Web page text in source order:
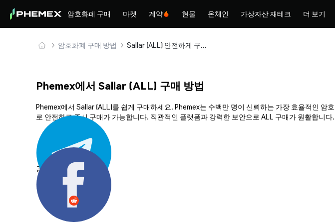
암호화폐 구매 마켓 계약 현물 온체인 가상자산 재테크 더 보기
암호화폐 구매 방법 Sallar (ALL) 안전하게 구매 및 보관
Phemex에서 Sallar (ALL) 구매 방법
Phemex에서 Sallar (ALL)를 쉽게 구매하세요. Phemex는 수백만 명이 신뢰하는 가장 효율적인
로 안전하고 즉시 구매가 가능합니다. 직관적인 플랫폼과 강력한 보안으로 ALL 구매가 원활합니
공유하기: